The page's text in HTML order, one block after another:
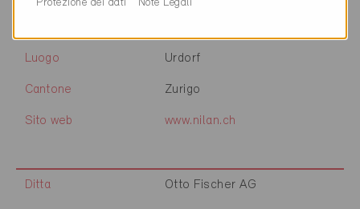
Luogo Urdorf
Cantone Zurigo
Sito web www.nilan.ch
Ditta Otto Fischer AG
Protezione dei dati Note Legali